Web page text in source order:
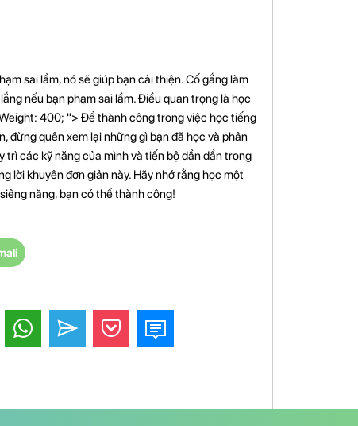
sai lầm, nó sẽ giúp bạn cải thiện. Cố gắng làm
nếu bạn phạm sai lầm. Điều quan trọng là học
400; "> Để thành công trong việc học tiếng
đừng quên xem lại những gì bạn đã học và phân
các kỹ năng của mình và tiến bộ dần dần trong
lời khuyên đơn giản này. Hãy nhớ rằng học một
năng, bạn có thể thành công!